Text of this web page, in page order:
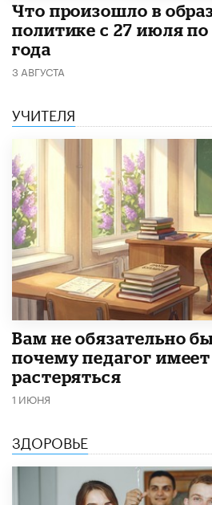
​Что произошло в
политике с 27 июля по
года
3 АВГУСТА
УЧИТЕЛЯ
​Вам не обязательно
почему педагог
растеряться
1 ИЮНЯ
ЗДОРОВЬЕ